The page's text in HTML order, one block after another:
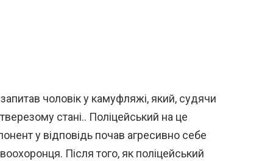
чоловік у камуфляжі, який, судячи
стані.. Поліцейський на це
у відповідь почав агресивно себе
Після того, як поліцейський